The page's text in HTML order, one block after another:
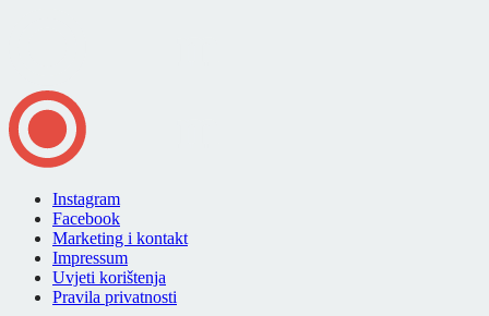
Instagram
Facebook
Marketing i kontakt
Impressum
Uvjeti korištenja
Pravila privatnosti